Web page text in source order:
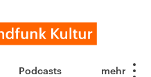
Podcasts